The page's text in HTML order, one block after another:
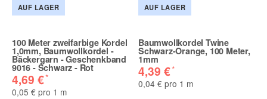
AUF LAGER
100 Meter zweifarbige Kordel
1,0mm, Baumwollkordel -
Bäckergarn - Geschenkband
9016 - Schwarz - Rot
4,69 €*
0,05 € pro 1 m
AUF LAGER
Baumwollkordel Twine
Schwarz-Orange, 100 Meter,
1mm
4,39 €*
0,04 € pro 1 m